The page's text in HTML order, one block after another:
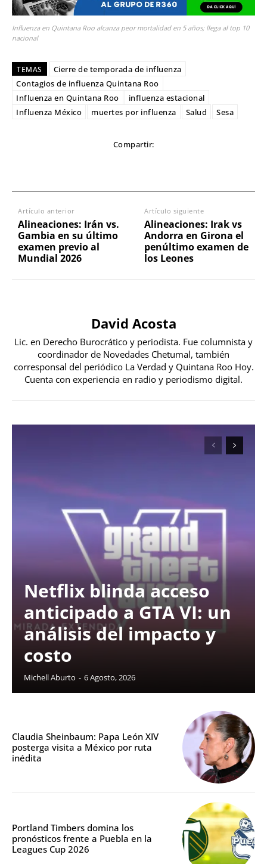
Influenza en Quintana Roo alcanza peor mortalidad en 5 años; llega al top 10
nacional
TEMAS
Cierre de temporada de influenza
Contagios de influenza Quintana Roo
Influenza en Quintana Roo
influenza estacional
Influenza México
muertes por influenza Salud Sesa
Compartir:
Artículo anterior
Alineaciones: Irán vs.
Gambia en su último
examen previo al
Mundial 2026
Artículo siguiente
Alineaciones: Irak vs
Andorra en Girona el
penúltimo examen de
los Leones
David Acosta
Lic. en Derecho Burocrático y periodista. Fue columnista y
coordinador de Novedades Chetumal, también
corresponsal del periódico La Verdad y Quintana Roo Hoy.
Cuenta con experiencia en radio y periodismo digital.
Netflix blinda acceso
anticipado a GTA VI: un
análisis del impacto y
costo
Michell Aburto - 6 Agosto, 2026
Claudia Sheinbaum: Papa León XIV
posterga visita a México por ruta
inédita
Portland Timbers domina los
pronósticos frente a Puebla en la
Leagues Cup 2026